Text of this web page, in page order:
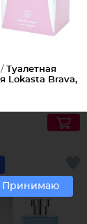
/ Туалетная
Lokasta Brava,
Принимаю